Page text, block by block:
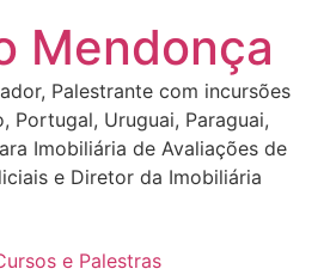
Mendonça
Palestrante com incursões
Portugal, Uruguai, Paraguai,
Imobiliária de Avaliações de
e Diretor da Imobiliária
e Palestras